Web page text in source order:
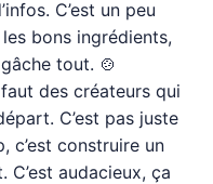
C’est un peu
bons ingrédients,
tout. 🍲
des créateurs qui
C’est pas juste
c’est construire un
audacieux, ça